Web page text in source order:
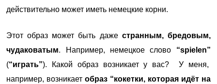
действительно может иметь немецкие корни.
Этот образ может быть даже странным, бредовым,
чудаковатым. Например, немецкое слово “spielen”
(“играть”). Какой образ возникает у вас? У меня,
например, возникаетобраз “кокетки, которая идёт на